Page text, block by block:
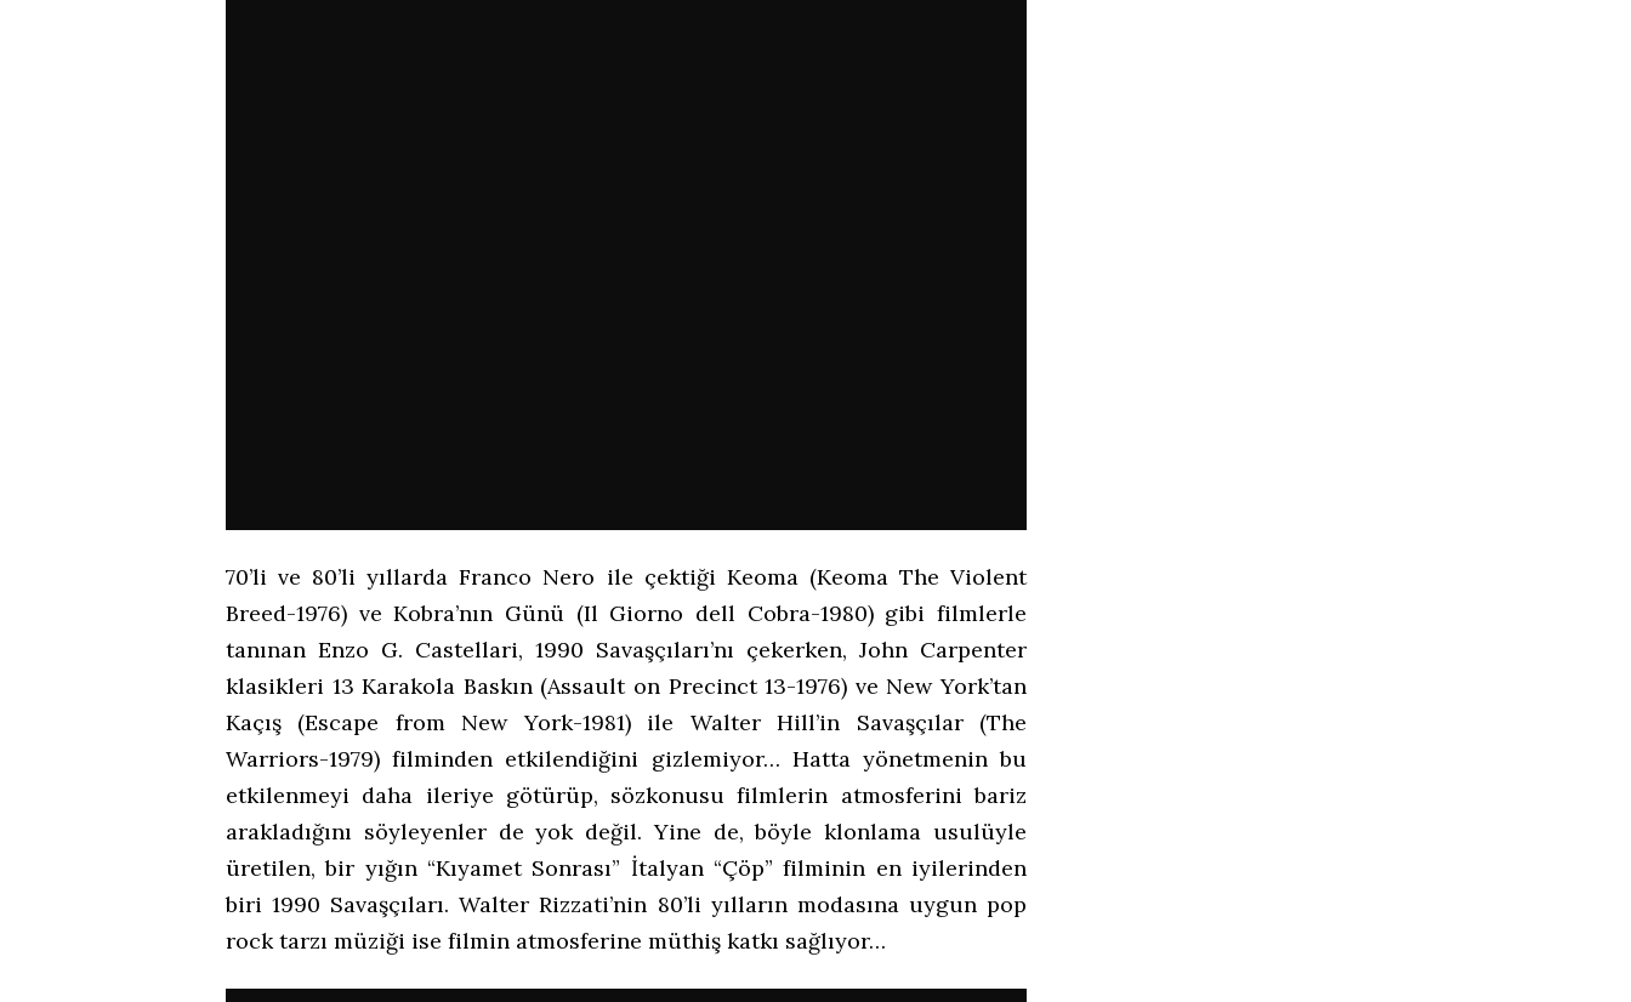
70’li ve 80’li yıllarda Franco Nero ile çektiği Keoma (Keoma The Violent
Breed-1976) ve Kobra’nın Günü (Il Giorno dell Cobra-1980) gibi filmlerle
tanınan Enzo G. Castellari, 1990 Savaşçıları’nı çekerken, John Carpenter
klasikleri 13 Karakola Baskın (Assault on Precinct 13-1976) ve New York’tan
Kaçış (Escape from New York-1981) ile Walter Hill’in Savaşçılar (The
Warriors-1979) filminden etkilendiğini gizlemiyor… Hatta yönetmenin bu
etkilenmeyi daha ileriye götürüp, sözkonusu filmlerin atmosferini bariz
arakladığını söyleyenler de yok değil. Yine de, böyle klonlama usulüyle
üretilen, bir yığın “Kıyamet Sonrası” İtalyan “Çöp” filminin en iyilerinden
biri 1990 Savaşçıları. Walter Rizzati’nin 80’li yılların modasına uygun pop
rock tarzı müziği ise filmin atmosferine müthiş katkı sağlıyor…